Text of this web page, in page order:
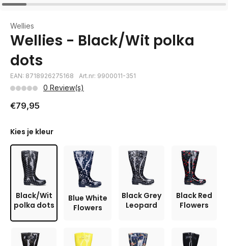
Wellies
Wellies - Black/Wit polka
dots
EAN: 8718926275168 Art.nr: 9900011-351
0 Review(s)
€79,95
Kies je kleur
Black/Wit
polka dots
Blue White
Flowers
Black Grey
Leopard
Black Red
Flowers